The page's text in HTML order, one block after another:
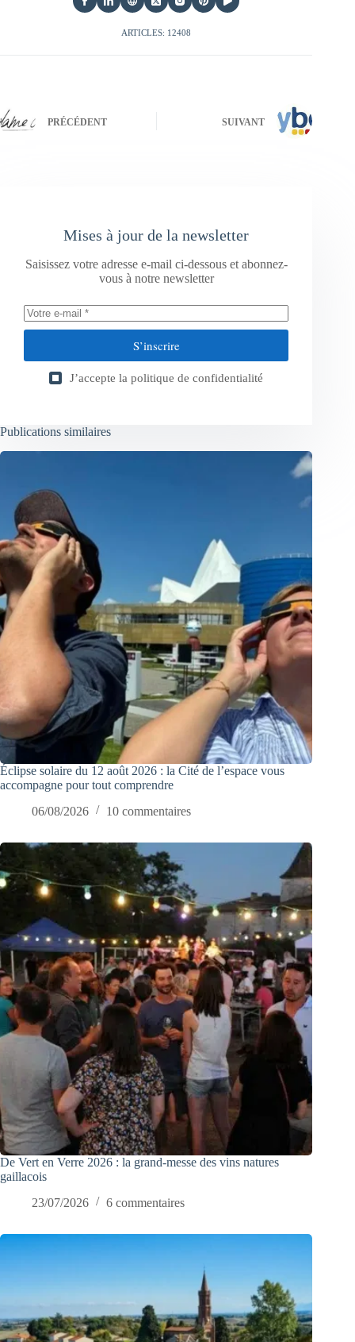
ARTICLES: 12408
PRÉCÉDENT SUIVANT
Mises à jour de la newsletter
Saisissez votre adresse e-mail ci-dessous et abonnez-
vous à notre newsletter
S’inscrire
J’accepte la politique de confidentialité
Publications similaires
Éclipse solaire du 12 août 2026 : la Cité de l’espace vous
accompagne pour tout comprendre
06/08/2026
10 commentaires
De Vert en Verre 2026 : la grand-messe des vins natures
gaillacois
23/07/2026
6 commentaires